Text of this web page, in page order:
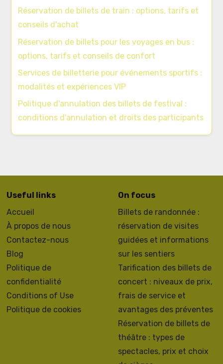
Réservation de billets de train : options, tarifs et
conseils d'achat
Réservation de billets pour les voyages en bus :
options, tarifs et conseils de confort
Services de billetterie pour événements sportifs :
modalités et expériences VIP
Politique d'annulation des billets de festival :
conditions d'annulation et droits des participants
Useful links
Accueil
À propos de nous
Contactez-nous
Blog
Politique de
confidentialité
Conditions of Use
Politique de cookies
On focus
Billets de randonnée :
réservation de visites
guidées et informations
sur les sentiers
Tarification des billets de
concert : niveaux de prix,
frais de service et
avantages des préventes
Réservation de billets de
théâtre : types de
spectacles, prix et choix